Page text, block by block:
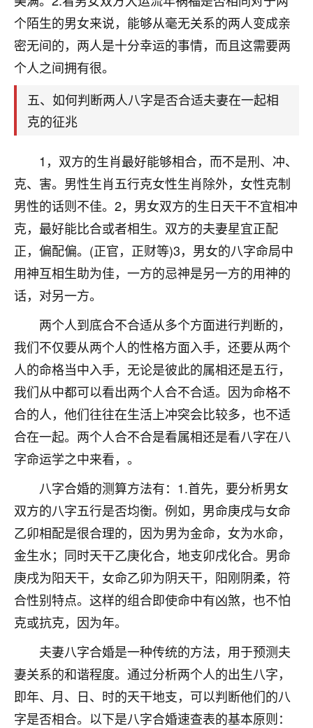
个陌生的男女来说，能够从毫无关系的两人变成亲
密无间的，两人是十分幸运的事情，而且这需要两
个人之间拥有很。
五、如何判断两人八字是否合适夫妻在一起相
克的征兆
1，双方的生肖最好能够相合，而不是刑、冲、
克、害。男性生肖五行克女性生肖除外，女性克制
男性的话则不佳。2，男女双方的生日天干不宜相冲
克，最好能比合或者相生。双方的夫妻星宜正配
正，偏配偏。(正官，正财等)3，男女的八字命局中
用神互相生助为佳，一方的忌神是另一方的用神的
话，对另一方。
两个人到底合不合适从多个方面进行判断的，
我们不仅要从两个人的性格方面入手，还要从两个
人的命格当中入手，无论是彼此的属相还是五行，
我们从中都可以看出两个人合不合适。因为命格不
合的人，他们往往在生活上冲突会比较多，也不适
合在一起。两个人合不合是看属相还是看八字在八
字命运学之中来看，。
八字合婚的测算方法有：1.首先，要分析男女
双方的八字五行是否均衡。例如，男命庚戌与女命
乙卯相配是很合理的，因为男为金命，女为水命，
金生水；同时天干乙庚化合，地支卯戌化合。男命
庚戌为阳天干，女命乙卯为阴天干，阳刚阴柔，符
合性别特点。这样的组合即使命中有凶煞，也不怕
克或抗克，因为年。
夫妻八字合婚是一种传统的方法，用于预测夫
妻关系的和谐程度。通过分析两个人的出生八字，
即年、月、日、时的天干地支，可以判断他们的八
字是否相合。以下是八字合婚速查表的基本原则：
太岁还有一个发钱粮，本来年前的人事调整，拖到年
后，我以为都没戏了，结果开年一上班，开会提拔升
职第一个就是我，职务无所谓，主要是底薪加了
3000，非常开心，无论如何，感恩感谢！🙏🏻
鹿森：恭喜升职加薪！！，请客吗？�
12小时前 来自北京
心心相印
我身体不太好，总是病病殃殃的，去检查又没什么大
问题，反正就是不舒服。中医西医看遍了，找不到问
题，后来无意中看到有人推荐慧来老师，跟老师聊过
之后，心情豁然开朗，也听老师建议，处理了一些因
果问题。今年以来，身体比以前好多，主要是心情好
了，老师说境随心转，现在深有体会了。
鹿森：是的，其实跟老师聊过之后，最大的感
不由人！
1天前 来自四川 9
金白水清
我也想找老师看看，有没有人给个联系方式的啊？
鹿森 ：慧来老师微信：gjsy0624
青春168
我也想要，我也想要！
2天前 来自山西 15
Jessica李
老师做不做超度法事？我想给我奶奶做超度，她今年
刚去世了。
七零老顽童：我母亲前年离世，刚开始我经常
做梦梦见她，后来也是朋友介绍，找到慧来老
师，安排了超度法事，做梦再也没有梦到过
了，一开始是半信半疑的，图个心安，给亡母
超度，现在看来，人不信也不行。